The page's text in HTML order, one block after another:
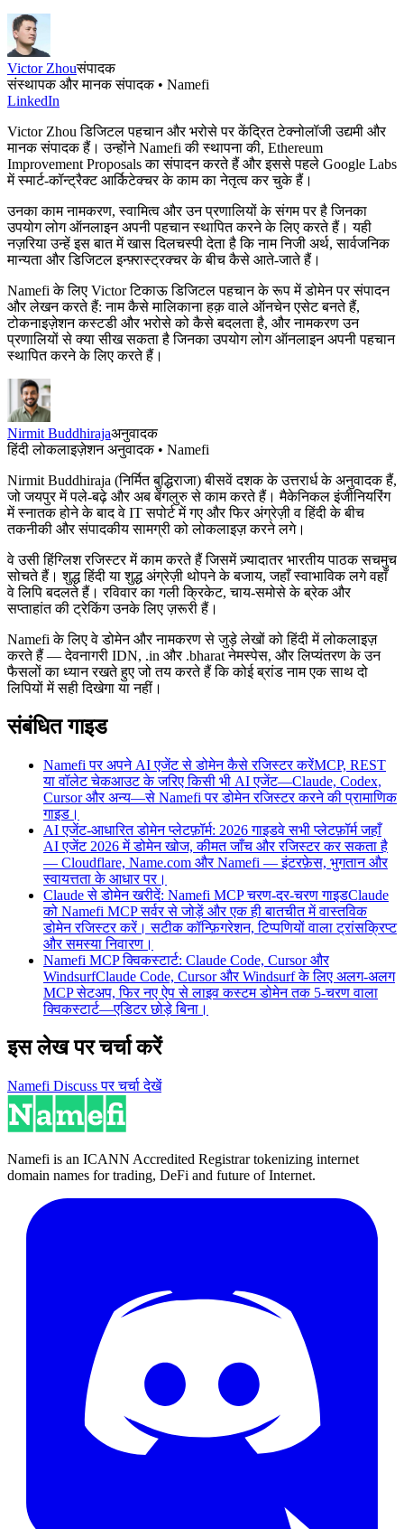
Victor Zhouसंपादक
संस्थापक और मानक संपादक • Namefi
LinkedIn
Victor Zhou डिजिटल पहचान और भरोसे पर केंद्रित टेक्नोलॉजी उद्यमी और
मानक संपादक हैं। उन्होंने Namefi की स्थापना की, Ethereum
Improvement Proposals का संपादन करते हैं और इससे पहले Google Labs
में स्मार्ट-कॉन्ट्रैक्ट आर्किटेक्चर के काम का नेतृत्व कर चुके हैं।
उनका काम नामकरण, स्वामित्व और उन प्रणालियों के संगम पर है जिनका
उपयोग लोग ऑनलाइन अपनी पहचान स्थापित करने के लिए करते हैं। यही
नज़रिया उन्हें इस बात में खास दिलचस्पी देता है कि नाम निजी अर्थ, सार्वजनिक
मान्यता और डिजिटल इन्फ़्रास्ट्रक्चर के बीच कैसे आते-जाते हैं।
Namefi के लिए Victor टिकाऊ डिजिटल पहचान के रूप में डोमेन पर संपादन
और लेखन करते हैं: नाम कैसे मालिकाना हक़ वाले ऑनचेन एसेट बनते हैं,
टोकनाइज़ेशन कस्टडी और भरोसे को कैसे बदलता है, और नामकरण उन
प्रणालियों से क्या सीख सकता है जिनका उपयोग लोग ऑनलाइन अपनी पहचान
स्थापित करने के लिए करते हैं।
Nirmit Buddhirajaअनुवादक
हिंदी लोकलाइज़ेशन अनुवादक • Namefi
Nirmit Buddhiraja (निर्मित बुद्धिराजा) बीसवें दशक के उत्तरार्ध के अनुवादक हैं,
जो जयपुर में पले-बढ़े और अब बेंगलुरु से काम करते हैं। मैकेनिकल इंजीनियरिंग
में स्नातक होने के बाद वे IT सपोर्ट में गए और फिर अंग्रेज़ी व हिंदी के बीच
तकनीकी और संपादकीय सामग्री को लोकलाइज़ करने लगे।
वे उसी हिंग्लिश रजिस्टर में काम करते हैं जिसमें ज़्यादातर भारतीय पाठक सचमुच
सोचते हैं। शुद्ध हिंदी या शुद्ध अंग्रेज़ी थोपने के बजाय, जहाँ स्वाभाविक लगे वहाँ
वे लिपि बदलते हैं। रविवार का गली क्रिकेट, चाय-समोसे के ब्रेक और
सप्ताहांत की ट्रेकिंग उनके लिए ज़रूरी हैं।
Namefi के लिए वे डोमेन और नामकरण से जुड़े लेखों को हिंदी में लोकलाइज़
करते हैं — देवनागरी IDN, .in और .bharat नेमस्पेस, और लिप्यंतरण के उन
फैसलों का ध्यान रखते हुए जो तय करते हैं कि कोई ब्रांड नाम एक साथ दो
लिपियों में सही दिखेगा या नहीं।
संबंधित गाइड
Namefi पर अपने AI एजेंट से डोमेन कैसे रजिस्टर करेंMCP, REST
या वॉलेट चेकआउट के जरिए किसी भी AI एजेंट—Claude, Codex,
Cursor और अन्य—से Namefi पर डोमेन रजिस्टर करने की प्रामाणिक
गाइड।
AI एजेंट-आधारित डोमेन प्लेटफ़ॉर्म: 2026 गाइडवे सभी प्लेटफ़ॉर्म जहाँ
AI एजेंट 2026 में डोमेन खोज, कीमत जाँच और रजिस्टर कर सकता है
— Cloudflare, Name.com और Namefi — इंटरफ़ेस, भुगतान और
स्वायत्तता के आधार पर।
Claude से डोमेन खरीदें: Namefi MCP चरण-दर-चरण गाइडClaude
को Namefi MCP सर्वर से जोड़ें और एक ही बातचीत में वास्तविक
डोमेन रजिस्टर करें। सटीक कॉन्फ़िगरेशन, टिप्पणियों वाला ट्रांसक्रिप्ट
और समस्या निवारण।
Namefi MCP क्विकस्टार्ट: Claude Code, Cursor और
WindsurfClaude Code, Cursor और Windsurf के लिए अलग-अलग
MCP सेटअप, फिर नए ऐप से लाइव कस्टम डोमेन तक 5-चरण वाला
क्विकस्टार्ट—एडिटर छोड़े बिना।
इस लेख पर चर्चा करें
Namefi Discuss पर चर्चा देखें
Namefi is an ICANN Accredited Registrar tokenizing internet
domain names for trading, DeFi and future of Internet.